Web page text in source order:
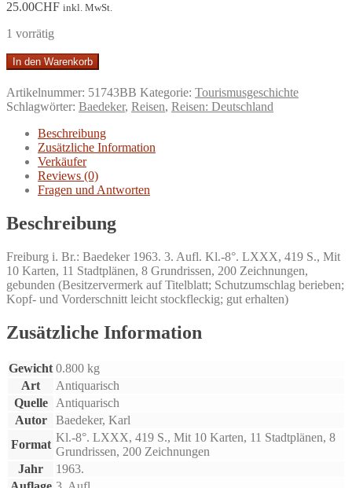
25.00CHF inkl. MwSt.
1 vorrätig
Schleswig-
Holstein.
Reisehandbuch.
Menge
In den Warenkorb
Artikelnummer: 51743BB Kategorie: Tourismusgeschichte
Schlagwörter: Baedeker, Reisen, Reisen: Deutschland
Beschreibung
Zusätzliche Information
Verkäufer
Reviews (0)
Fragen und Antworten
Beschreibung
Freiburg i. Br.: Baedeker 1963. 3. Aufl. Kl.-8°. LXXX, 419 S., Mit
10 Karten, 11 Stadtplänen, 8 Grundrissen, 200 Zeichnungen,
gebunden (Besitzervermerk auf Titelblatt; Schutzumschlag berieben;
Kopf- und Vorderschnitt leicht stockfleckig; gut erhalten)
Zusätzliche Information
Gewicht 0.800 kg
Art
Antiquarisch
Quelle
Antiquarisch
Autor
Baedeker, Karl
Format
Kl.-8°. LXXX, 419 S., Mit 10 Karten, 11 Stadtplänen, 8
Grundrissen, 200 Zeichnungen
Jahr
1963.